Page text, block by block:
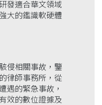
發適合華文領域
大的鑑識軟硬體
侵相關事故，鑒
律師事務所，從
遇的緊急事故，
效的數位證據及